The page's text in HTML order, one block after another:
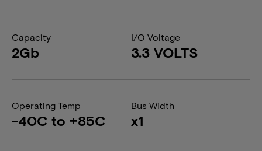
Capacity
2Gb
I/O Voltage
3.3 VOLTS
Operating Temp
-40C to +85C
Bus Width
x1